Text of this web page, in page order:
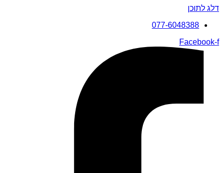
דלג לתוכן
077-6048388
Facebook-f